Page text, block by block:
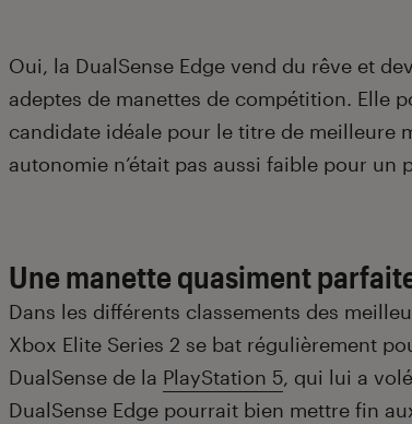
Introduction
Oui, la DualSense Edge vend du rêve et
adeptes de manettes de compétition. Elle
candidate idéale pour le titre de meilleure
autonomie n’était pas aussi faible pour un
Une manette quasiment
Dans les différents classements des
Xbox Elite Series 2 se bat régulièrement
DualSense de la PlayStation 5, qui lui a
DualSense Edge pourrait bien mettre fin